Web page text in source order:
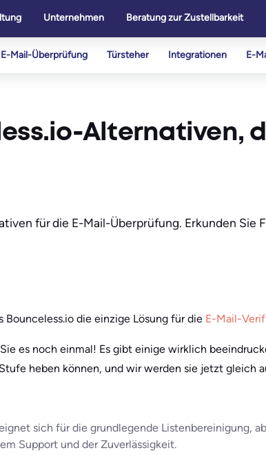
Unternehmen Beratung zur Zustellbarkeit
E-Mail-Überprüfung Türsteher Integrationen E-
Alternativen,
für die E-Mail-Überprüfung. Erkunden Sie
Bounceless.io die einzige Lösung für die E-Mail-
es noch einmal! Es gibt einige wirklich
heben können, und wir werden sie jetzt gleich
sich für die grundlegende Listenbereinigung,
Support und der Zuverlässigkeit.